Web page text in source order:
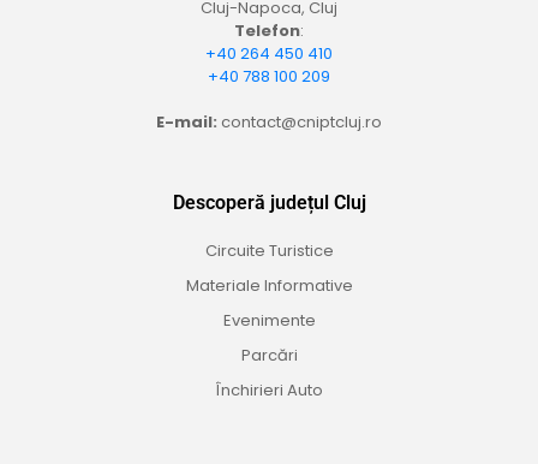
Cluj-Napoca, Cluj
Telefon:
+40 264 450 410
+40 788 100 209
E-mail: contact@cniptcluj.ro
Descoperă județul Cluj
Circuite Turistice
Materiale Informative
Evenimente
Parcări
Închirieri Auto